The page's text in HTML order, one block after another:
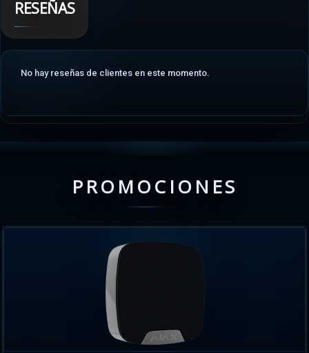
RESEÑAS
No hay reseñas de clientes en este momento.
PROMOCIONES